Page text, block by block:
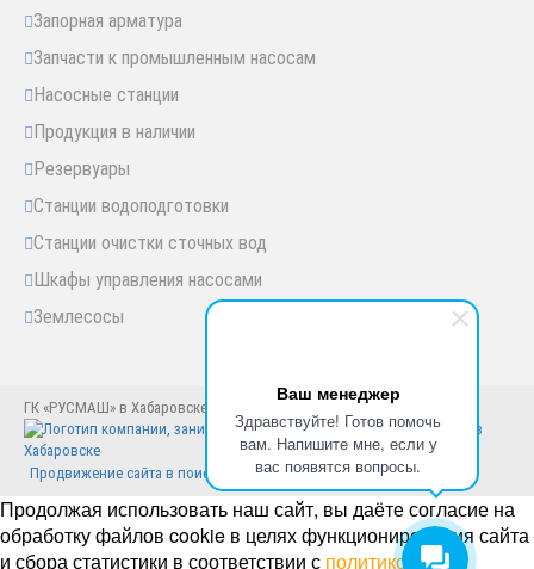
Ваш менеджер
Здравствуйте! Готов помочь
вам. Напишите мне, если у
вас появятся вопросы.
Запорная арматура
Запчасти к промышленным насосам
Насосные станции
Продукция в наличии
Резервуары
Станции водоподготовки
Станции очистки сточных вод
Шкафы управления насосами
Землесосы
ГК «РУСМАШ» в Хабаровске © Хабаровск, 2005-2025 год
Продвижение сайта в поисковиках
Продолжая использовать наш сайт, вы даёте согласие на
обработку файлов cookie в целях функционирования сайта
и сбора статистики в соответствии с политикой